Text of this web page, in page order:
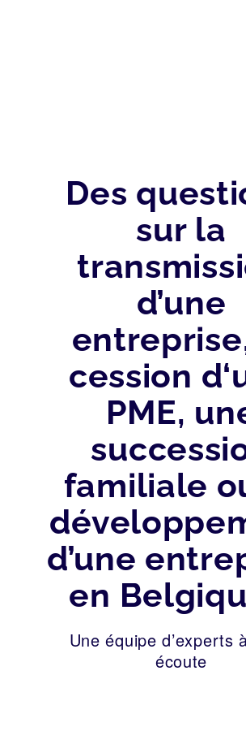
Des
sur la
d’une
cession
PME,
familiale
d’une
en
Une équipe d’experts
écoute